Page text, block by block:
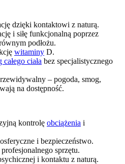
dzięki kontaktowi z naturą.
i siłę funkcjonalną poprzez
podłożu.
witaminy D.
ciała bez specjalistycznego
– pogoda, smog,
na dostępność.
kontrolę obciążenia i
i bezpieczeństwo.
sprzętu.
i kontaktu z naturą.